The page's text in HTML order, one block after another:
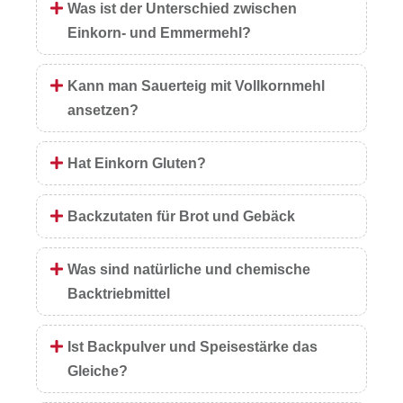
Was ist der Unterschied zwischen
Einkorn- und Emmermehl?
Kann man Sauerteig mit Vollkornmehl
ansetzen?
Hat Einkorn Gluten?
Backzutaten für Brot und Gebäck
Was sind natürliche und chemische
Backtriebmittel
Ist Backpulver und Speisestärke das
Gleiche?